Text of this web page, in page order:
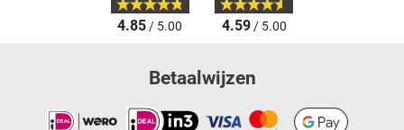
4.85/ 5.00 4.59/ 5.00
Betaalwijzen